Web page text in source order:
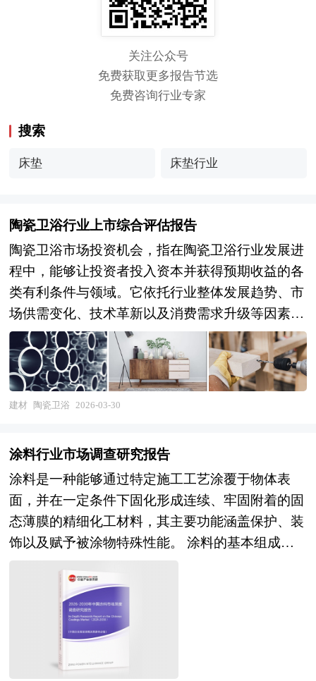
关注公众号
免费获取更多报告节选
免费咨询行业专家
搜索
床垫 床垫行业
陶瓷卫浴行业上市综合评估报告
陶瓷卫浴市场投资机会，指在陶瓷卫浴行业发展进
程中，能够让投资者投入资本并获得预期收益的各
类有利条件与领域。它依托行业整体发展趋势、市
场供需变化、技术革新以及消费需求升级等因素产
生，涵盖从产业链上游到下游的多个环节。 从行
业发展趋势来看，全球城镇化进程加速、居民生活
水平提升，带动住房建设与家居装修需求增长，为
陶瓷卫浴市场规模扩张提供了基础，这是宏观层面
材料的应用，催生了新的产品品类与市场需求，布
局相关技术研发与产品生产的企业，有望在市场竞
争中占据优势，吸引投资者目光。消费需求升级方
面，消费者对陶瓷卫浴产品的品质、设计、功能等
要求不断提高，高端化、定制化产品逐渐成为市场
主流，围绕这些需求进行产品创新与服务升级的领
域，蕴含着丰富的投资潜力。 在2026-2030年的全
球经济格局深度调整与国内高质量发展双轮驱动
下，中国陶瓷卫浴市场正经历从规模扩张向价值重
构的关键转型。作为连接产业链上游资源供给与下
游消费升级的核心枢纽，该市场不仅承载着保障基
建材 陶瓷卫浴 2026-03-30
涂料行业市场调查研究报告
涂料是一种能够通过特定施工工艺涂覆于物体表
面，并在一定条件下固化形成连续、牢固附着的固
态薄膜的精细化工材料，其主要功能涵盖保护、装
饰以及赋予被涂物特殊性能。 涂料的基本组成通
成膜物质（如合成树脂、乳液或无机硅酸盐）是决
定涂膜性能的核心成分，它不仅影响涂层的附着
力、硬度、耐候性与化学稳定性，还直接决定了涂
料的功能属性与应用领域；颜料提供色彩、遮盖力
及特定功能（如防锈、防霉）；溶剂用于调节施工